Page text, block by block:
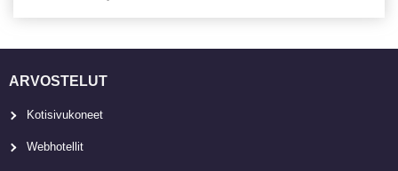
ARVOSTELUT
Kotisivukoneet
Webhotellit